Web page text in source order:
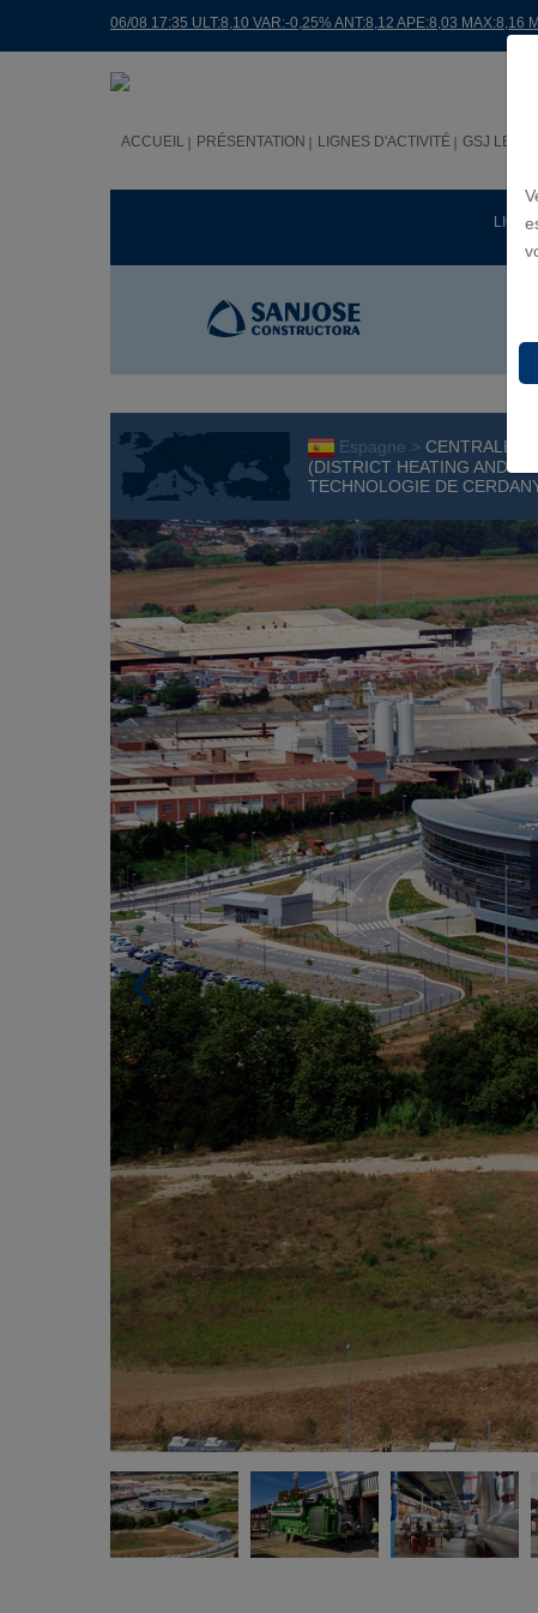
06/08 17:35 ULT:8,10 VAR:-0,25% ANT:8,12 APE:8,03 MAX:8,16
ACCUEIL PRÉSENTATION LIGNES D'ACTIVITÉ GSJ LE
Espagne > CENTRALE
(DISTRICT HEATING AND
TECHNOLOGIE DE